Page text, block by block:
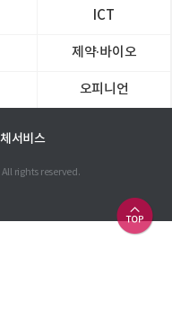
ICT
제약∙바이오
오피니언
서비스
rights reserved.